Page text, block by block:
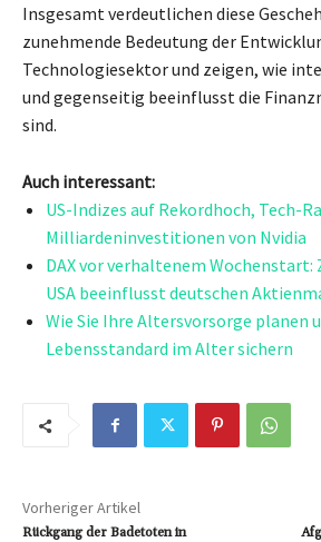
Insgesamt verdeutlichen diese
zunehmende Bedeutung der
Technologiesektor und zeigen, wie
und gegenseitig beeinflusst die
sind.
Auch interessant:
US-Indizes auf Rekordhoch, Tech-
Milliardeninvestitionen von Nvidia
DAX vor verhaltenem Wochenstart:
USA beeinflusst deutschen
Wie Sie Ihre Altersvorsorge planen
Lebensstandard im Alter sichern
Vorheriger Artikel
Rückgang der Badetoten in